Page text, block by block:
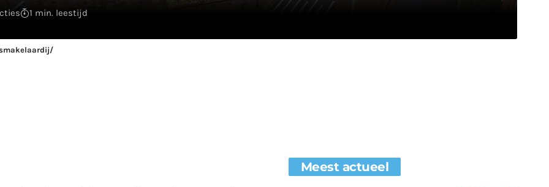
1 min. leestijd
Meest actueel